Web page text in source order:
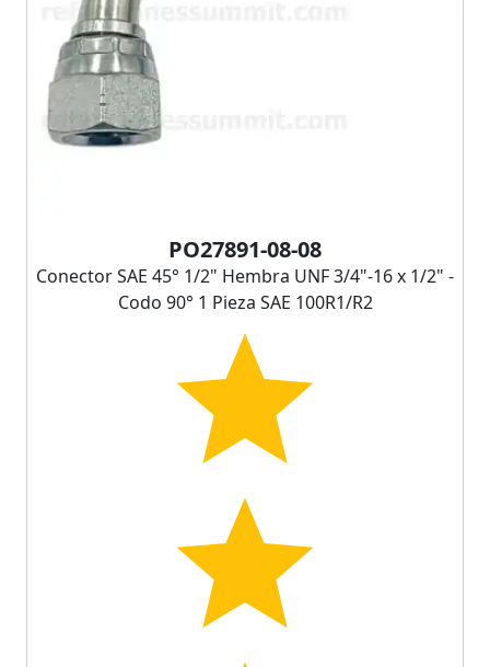
PO27891-08-08
Conector SAE 45° 1/2" Hembra UNF 3/4"-16 x 1/2" -
Codo 90° 1 Pieza SAE 100R1/R2